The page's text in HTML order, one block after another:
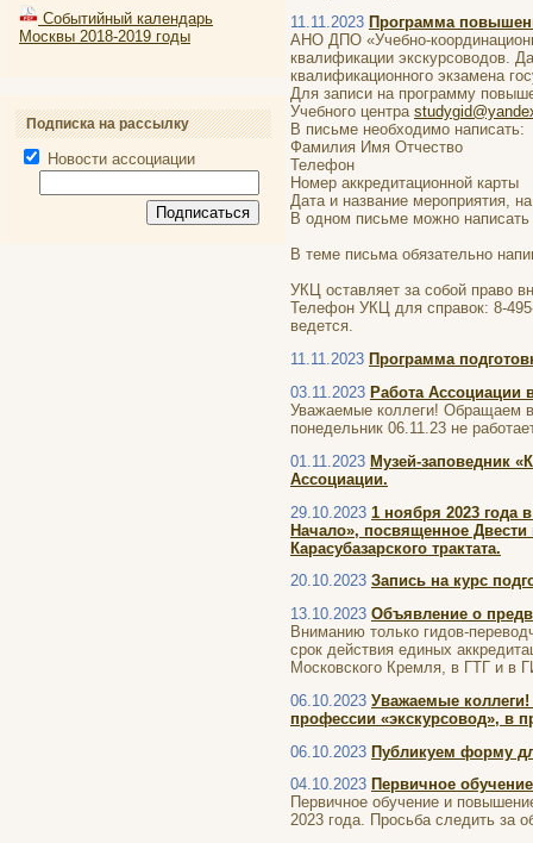
Событийный календарь
Москвы 2018-2019 годы
Подписка на рассылку
Новости ассоциации
11.11.2023 Программа
АНО ДПО «Учебно-
квалификации экскурсоводов.
квалификационного экзамена
Для записи на программу
Учебного центра
В письме необходимо написать:
Фамилия Имя Отчество
Телефон
Номер аккредитационной карты
Дата и название мероприятия,
В одном письме можно написать
В теме письма обязательно
УКЦ оставляет за собой право
Телефон УКЦ для справок: 8-
ведется.
11.11.2023 Программа
03.11.2023 Работа Ассоциации
Уважаемые коллеги! Обращаем
понедельник 06.11.23 не
01.11.2023 Музей-заповедник
Ассоциации.
29.10.2023 1 ноября 2023 года
Начало», посвященное
Карасубазарского трактата.
20.10.2023 Запись на курс
13.10.2023 Объявление о
Вниманию только гидов-
срок действия единых
Московского Кремля, в ГТГ и в
06.10.2023 Уважаемые коллеги!
профессии «экскурсовод», в
06.10.2023 Публикуем форму
04.10.2023 Первичное
Первичное обучение и
2023 года. Просьба следить за